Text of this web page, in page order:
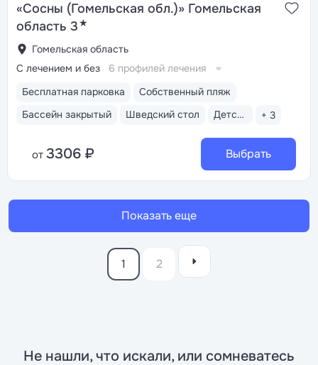
«Сосны (Гомельская обл.)» Гомельская
область 3★
Гомельская область
Бесплатная парковка
Собственный пляж
Бассейн закрытый
Шведский стол Детская анимация + 3
С лечением и без 6 профилей лечения
от 3306 ₽ Выбрать
Показать еще
1 2
Не нашли, что искали, или сомневатесь